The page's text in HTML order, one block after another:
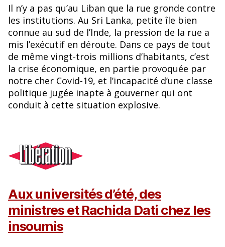
Il n’y a pas qu’au Liban que la rue gronde contre
les institutions. Au Sri Lanka, petite île bien
connue au sud de l’Inde, la pression de la rue a
mis l’exécutif en déroute. Dans ce pays de tout
de même vingt-trois millions d’habitants, c’est
la crise économique, en partie provoquée par
notre cher Covid-19, et l’incapacité d’une classe
politique jugée inapte à gouverner qui ont
conduit à cette situation explosive.
Aux universités d’été, des
ministres et Rachida Dati chez les
insoumis